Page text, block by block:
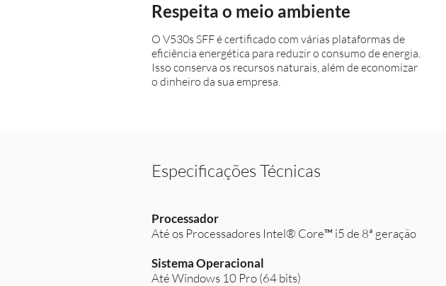
Respeita o meio ambiente
O V530s SFF é certificado com várias plataformas de
eficiência energética para reduzir o consumo de energia.
Isso conserva os recursos naturais, além de economizar
o dinheiro da sua empresa.
Especificações Técnicas
Processador
Até os Processadores Intel® Core™ i5 de 8ª geração
Sistema Operacional
Até Windows 10 Pro (64 bits)